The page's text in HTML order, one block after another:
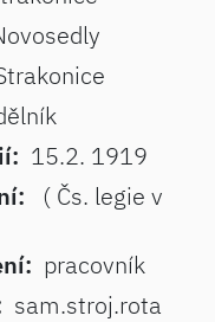
15.2. 1919
( Čs. legie v
pracovník
sam.stroj.rota